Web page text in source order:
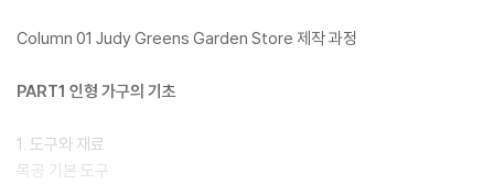
Column 01 Judy Greens Garden Store 제작 과정
PART1 인형 가구의 기초
1. 도구와 재료
목공 기본 도구